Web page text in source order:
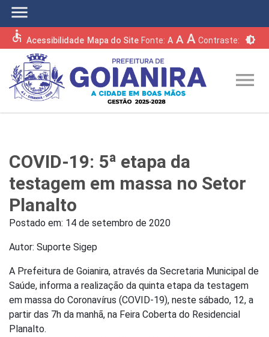
menu
accessible Acessibilidade Mapa do Site Fonte: A A A Contraste: brightness_6
menu
COVID-19: 5ª etapa da
testagem em massa no Setor
Planalto
Postado em: 14 de setembro de 2020
Autor: Suporte Sigep
A Prefeitura de Goianira, através da Secretaria Municipal de
Saúde, informa a realização da quinta etapa da testagem
em massa do Coronavírus (COVID-19), neste sábado, 12, a
partir das 7h da manhã, na Feira Coberta do Residencial
Planalto.